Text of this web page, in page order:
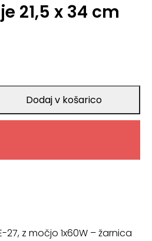
21,5 x 34 cm
Dodaj v košarico
z močjo 1x60W – žarnica